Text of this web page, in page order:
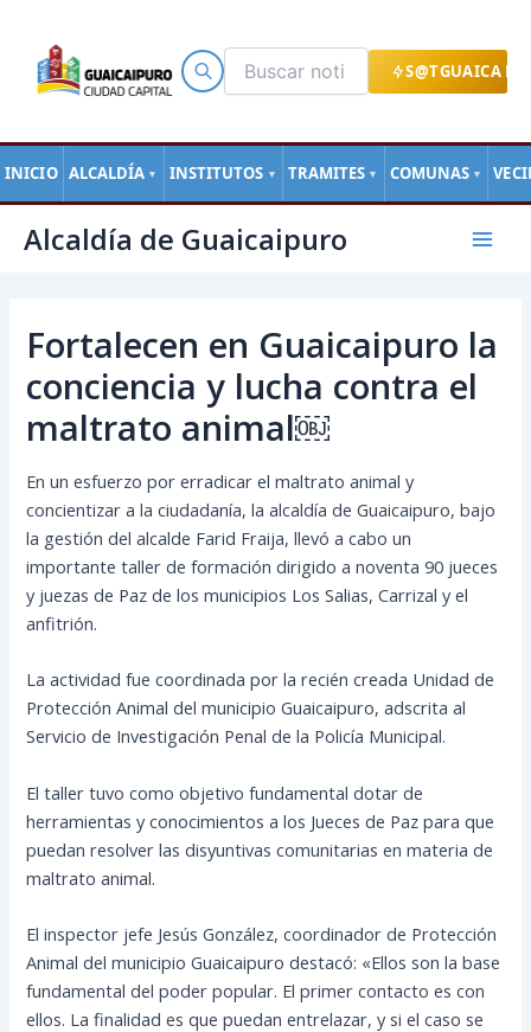
S@TGUAICA
INICIO ALCALDÍA ▼ INSTITUTOS ▼ TRAMITES ▼ COMUNAS ▼
contenido
Alcaldía de Guaicaipuro
Main
Fortalecen en Guaicaipuro la
conciencia y lucha contra el
maltrato animal￼
En un esfuerzo por erradicar el maltrato animal y
concientizar a la ciudadanía, la alcaldía de Guaicaipuro, bajo
la gestión del alcalde Farid Fraija, llevó a cabo un
importante taller de formación dirigido a noventa 90 jueces
y juezas de Paz de los municipios Los Salias, Carrizal y el
anfitrión.
​La actividad fue coordinada por la recién creada Unidad de
Protección Animal del municipio Guaicaipuro, adscrita al
Servicio de Investigación Penal de la Policía Municipal.
​El taller tuvo como objetivo fundamental dotar de
herramientas y conocimientos a los Jueces de Paz para que
puedan resolver las disyuntivas comunitarias en materia de
maltrato animal.
​El inspector jefe Jesús González, coordinador de Protección
Animal del municipio Guaicaipuro destacó: «Ellos son la base
fundamental del poder popular. El primer contacto es con
ellos. La finalidad es que puedan entrelazar, y si el caso se
de